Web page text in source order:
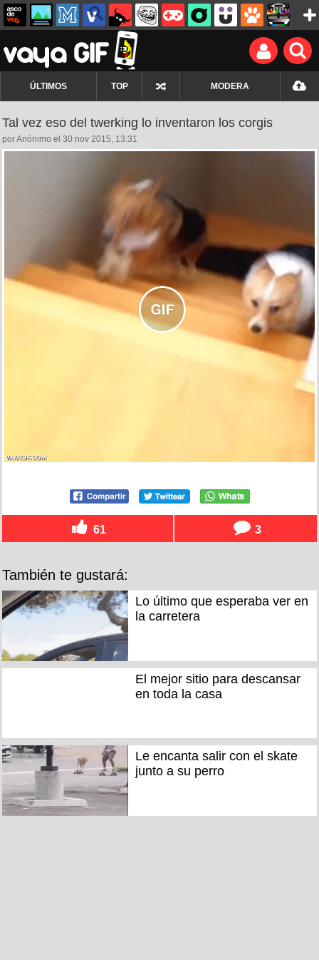
ÚLTIMOS TOP MODERA
Tal vez eso del twerking lo inventaron los corgis
por Anónimo el 30 nov 2015, 13:31
61 3
También te gustará:
Lo último que esperaba ver en
la carretera
El mejor sitio para descansar
en toda la casa
Le encanta salir con el skate
junto a su perro